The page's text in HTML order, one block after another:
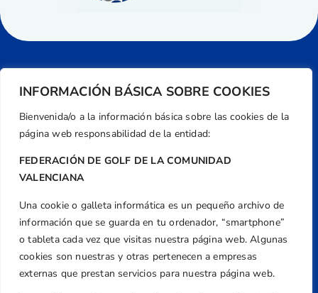
INFORMACIÓN BÁSICA SOBRE COOKIES
Bienvenida/o a la información básica sobre las cookies de la
página web responsabilidad de la entidad:
FEDERACIÓN DE GOLF DE LA COMUNIDAD
VALENCIANA
Una cookie o galleta informática es un pequeño archivo de
información que se guarda en tu ordenador, “smartphone”
o tableta cada vez que visitas nuestra página web. Algunas
cookies son nuestras y otras pertenecen a empresas
externas que prestan servicios para nuestra página web.
Dirección
Centre de L´Esport, Carrer d'Isaac Peral i
Caballero, Nº 5, Despachos 2 y 3, 46980,
Valencia